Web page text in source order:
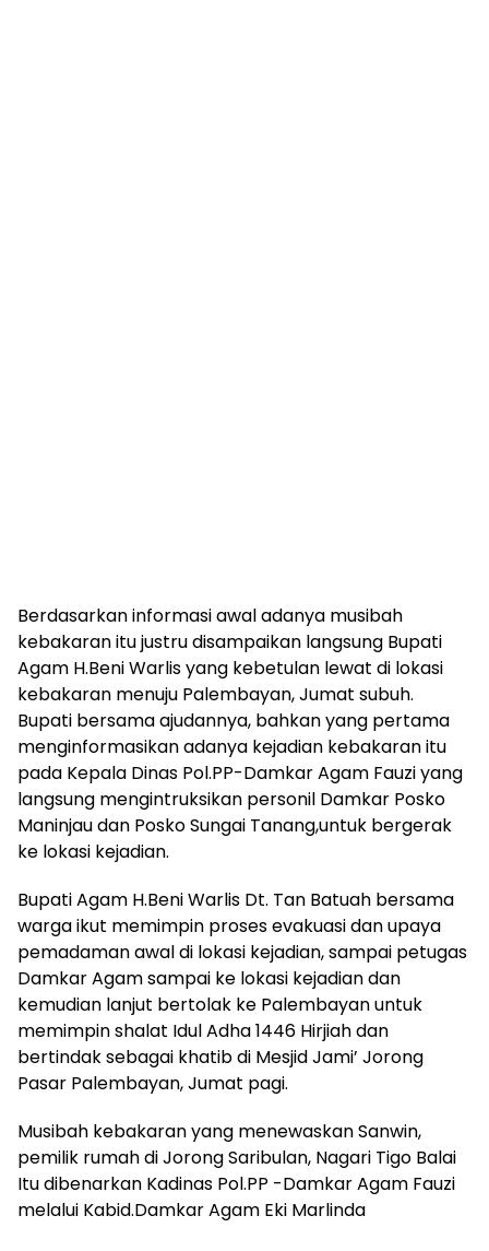
Berdasarkan informasi awal adanya musibah
kebakaran itu justru disampaikan langsung Bupati
Agam H.Beni Warlis yang kebetulan lewat di lokasi
kebakaran menuju Palembayan, Jumat subuh.
Bupati bersama ajudannya, bahkan yang pertama
menginformasikan adanya kejadian kebakaran itu
pada Kepala Dinas Pol.PP-Damkar Agam Fauzi yang
langsung mengintruksikan personil Damkar Posko
Maninjau dan Posko Sungai Tanang,untuk bergerak
ke lokasi kejadian.
Bupati Agam H.Beni Warlis Dt. Tan Batuah bersama
warga ikut memimpin proses evakuasi dan upaya
pemadaman awal di lokasi kejadian, sampai petugas
Damkar Agam sampai ke lokasi kejadian dan
kemudian lanjut bertolak ke Palembayan untuk
memimpin shalat Idul Adha 1446 Hirjiah dan
bertindak sebagai khatib di Mesjid Jami’ Jorong
Pasar Palembayan, Jumat pagi.
Musibah kebakaran yang menewaskan Sanwin,
pemilik rumah di Jorong Saribulan, Nagari Tigo Balai
Itu dibenarkan Kadinas Pol.PP -Damkar Agam Fauzi
melalui Kabid.Damkar Agam Eki Marlinda